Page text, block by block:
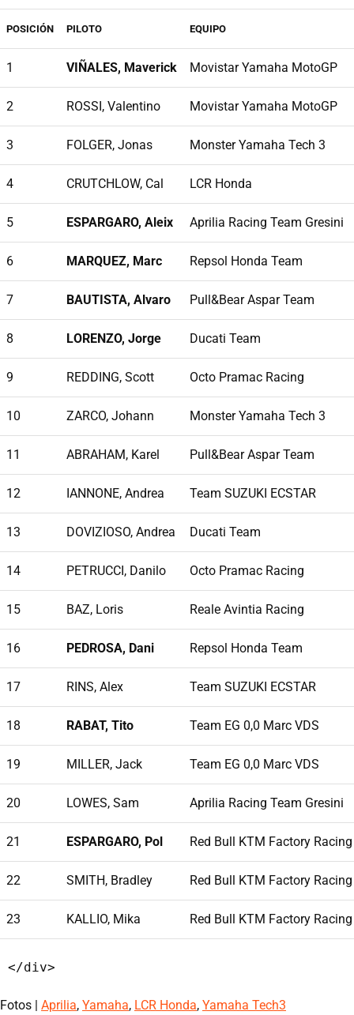
POSICIÓN PILOTO EQUIPO
1 VIÑALES, Maverick Movistar Yamaha MotoGP
2 ROSSI, Valentino Movistar Yamaha MotoGP
3 FOLGER, Jonas Monster Yamaha Tech 3
4 CRUTCHLOW, Cal LCR Honda
5 ESPARGARO, Aleix Aprilia Racing Team Gresini
6 MARQUEZ, Marc Repsol Honda Team
7 BAUTISTA, Alvaro Pull&Bear Aspar Team
8 LORENZO, Jorge Ducati Team
9 REDDING, Scott Octo Pramac Racing
10 ZARCO, Johann Monster Yamaha Tech 3
11 ABRAHAM, Karel Pull&Bear Aspar Team
12 IANNONE, Andrea Team SUZUKI ECSTAR
13 DOVIZIOSO, Andrea Ducati Team
14 PETRUCCI, Danilo Octo Pramac Racing
15 BAZ, Loris Reale Avintia Racing
16 PEDROSA, Dani Repsol Honda Team
17 RINS, Alex Team SUZUKI ECSTAR
18 RABAT, Tito Team EG 0,0 Marc VDS
19 MILLER, Jack Team EG 0,0 Marc VDS
20 LOWES, Sam Aprilia Racing Team Gresini
21 ESPARGARO, Pol Red Bull KTM Factory Racing
22 SMITH, Bradley Red Bull KTM Factory Racing
23 KALLIO, Mika Red Bull KTM Factory Racing
Fotos | Aprilia, Yamaha, LCR Honda, Yamaha Tech3